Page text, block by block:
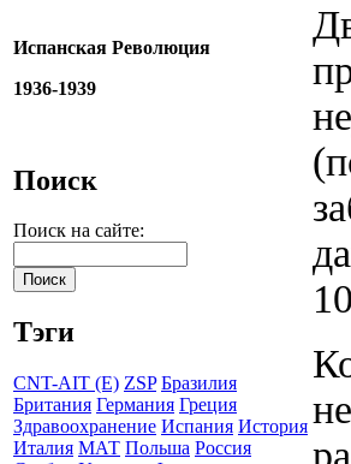
Испанская Революция
1936-1939
Поиск
Поиск на сайте:
Тэги
CNT-AIT (E) ZSP Бразилия
Британия Германия Греция
Здравоохранение Испания История
Италия МАТ Польша Россия